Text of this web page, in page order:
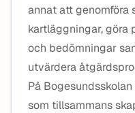
annat att genomföra
kartläggningar, göra
och bedömningar
utvärdera
På
som tillsammans